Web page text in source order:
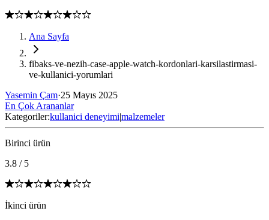
Ana Sayfa
fibaks-ve-nezih-case-apple-watch-kordonlari-karsilastirmasi-
ve-kullanici-yorumlari
Yasemin Çam·25 Mayıs 2025
En Çok Arananlar
Kategoriler:kullanici deneyimi|malzemeler
Birinci ürün
3.8 / 5
İkinci ürün